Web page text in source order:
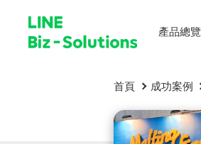
產品總覽
首頁 成功案例